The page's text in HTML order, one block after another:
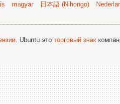
magyar 日本語 (Nihongo)
. Ubuntu это торговый знак